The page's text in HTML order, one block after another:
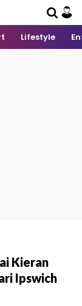
Lifestyle
Kieran
Ipswich